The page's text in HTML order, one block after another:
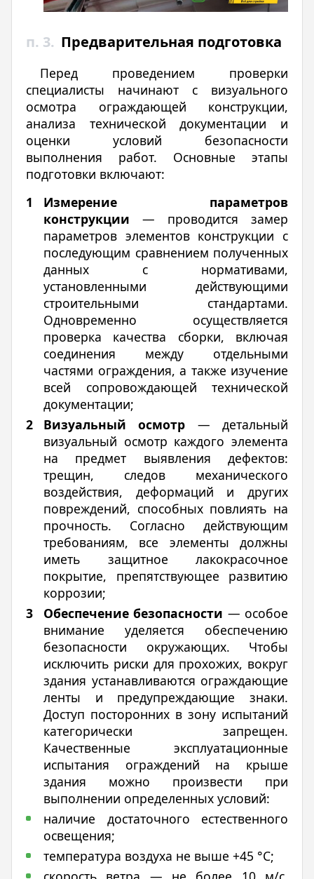
п. 3. Предварительная подготовка
Перед проведением проверки
специалисты начинают с визуального
осмотра ограждающей конструкции,
анализа технической документации и
оценки условий безопасности
выполнения работ. Основные этапы
подготовки включают:
Измерение параметров
конструкции — проводится замер
параметров элементов конструкции с
последующим сравнением полученных
данных с нормативами,
установленными действующими
строительными стандартами.
Одновременно осуществляется
проверка качества сборки, включая
соединения между отдельными
частями ограждения, а также изучение
всей сопровождающей технической
документации;
Визуальный осмотр — детальный
визуальный осмотр каждого элемента
на предмет выявления дефектов:
трещин, следов механического
воздействия, деформаций и других
повреждений, способных повлиять на
прочность. Согласно действующим
требованиям, все элементы должны
иметь защитное лакокрасочное
покрытие, препятствующее развитию
коррозии;
Обеспечение безопасности — особое
внимание уделяется обеспечению
безопасности окружающих. Чтобы
исключить риски для прохожих, вокруг
здания устанавливаются ограждающие
ленты и предупреждающие знаки.
Доступ посторонних в зону испытаний
категорически запрещен.
Качественные эксплуатационные
испытания ограждений на крыше
здания можно произвести при
выполнении определенных условий:
наличие достаточного естественного
освещения;
температура воздуха не выше +45 °C;